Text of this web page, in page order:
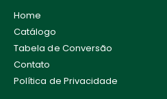
Home
Catálogo
Tabela de Conversão
Contato
Política de Privacidade